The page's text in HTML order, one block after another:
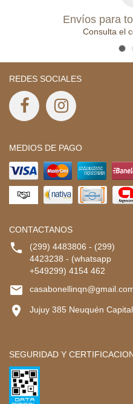
Envíos para
Consulta el
REDES SOCIALES
MEDIOS DE PAGO
CONTACTANOS

(299) 4483806 - (299)
4423238 - (whatsapp
+549299) 4154 462

 Jujuy 385 Neuquén Capital
SEGURIDAD Y